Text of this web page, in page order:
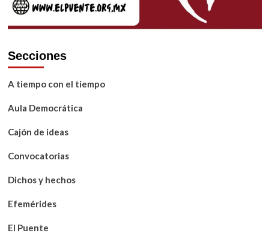
Secciones
A tiempo con el tiempo
Aula Democrática
Cajón de ideas
Convocatorias
Dichos y hechos
Efemérides
El Puente